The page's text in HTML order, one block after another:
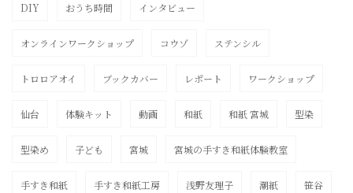
DIY おうち時間 インタビュー
オンラインワークショップ コウゾ ステンシル
トロロアオイ ブックカバー レポート ワークショップ
仙台 体験キット 動画 和紙 和紙 宮城 型染
型染め 子ども 宮城 宮城の手すき和紙体験教室
手すき和紙 手すき和紙工房 浅野友理子 潮紙 笹谷